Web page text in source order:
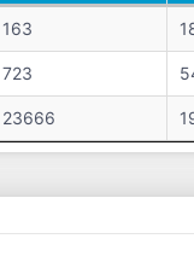
Venituri
163
723
23666